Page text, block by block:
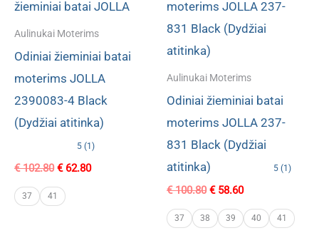
Aulinukai Moterims
Odiniai žieminiai batai
moterims JOLLA
2390083-4 Black
(Dydžiai atitinka)
5 (1)
€102.80 Original
was:
€ 102.80.
€62.80Current
37 41
Aulinukai Moterims
Odiniai žieminiai batai
moterims JOLLA 237-
831 Black (Dydžiai
atitinka)
5 (1)
€100.80 Original
was:
€ 100.80.
€58.60Current
is:
€ 58.60.
37 38 39 40 41